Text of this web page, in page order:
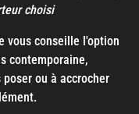
choisi
vous conseille l'option
contemporaine,
ou à accrocher